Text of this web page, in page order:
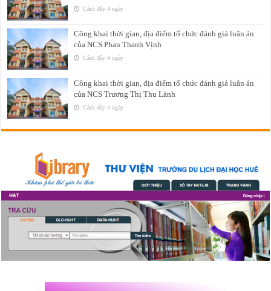
Cách đây 4 ngày
Công khai thời gian, địa điểm tổ chức đánh giá luận án
của NCS Phan Thanh Vịnh
Cách đây 4 ngày
Công khai thời gian, địa điểm tổ chức đánh giá luận án
của NCS Trương Thị Thu Lành
Cách đây 4 ngày